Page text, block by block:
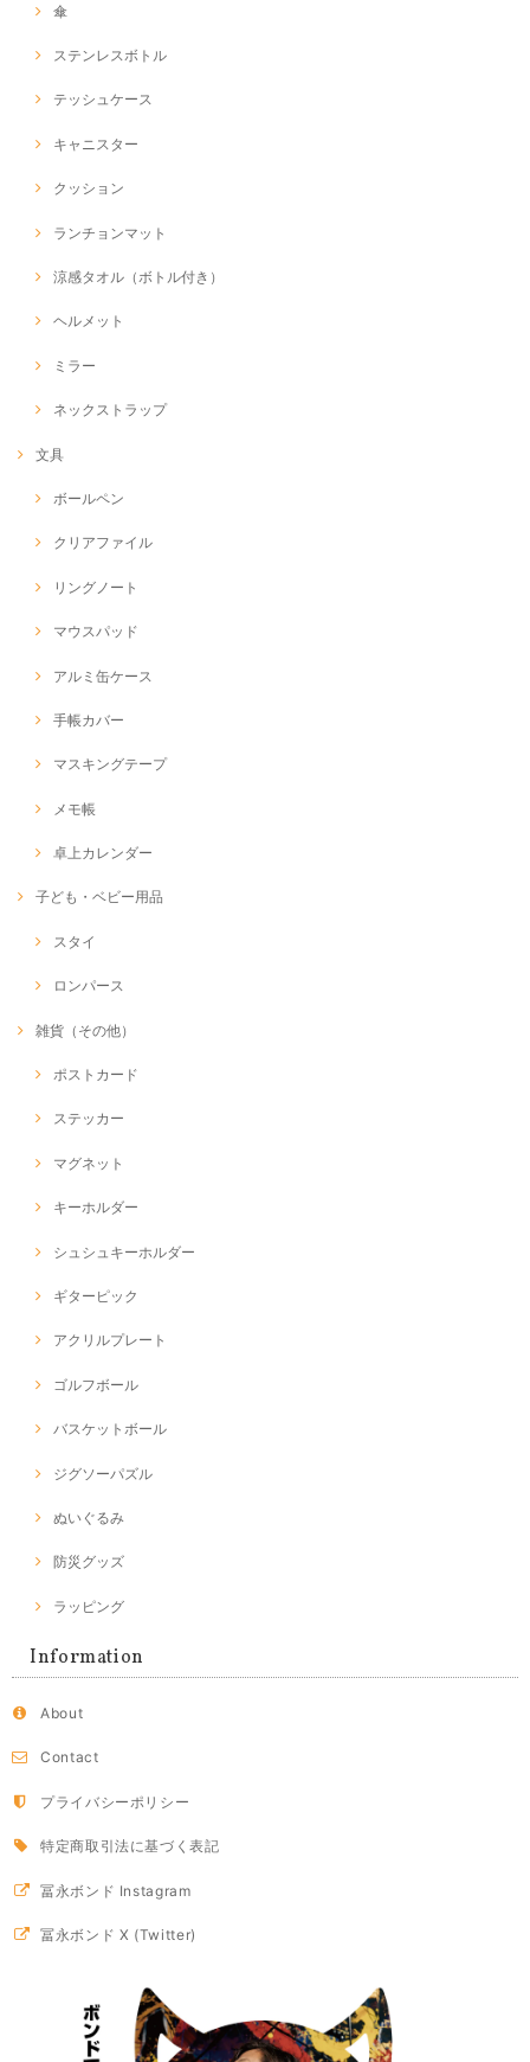
傘
ステンレスボトル
テッシュケース
キャニスター
クッション
ランチョンマット
涼感タオル（ボトル付き）
ヘルメット
ミラー
ネックストラップ
文具
ボールペン
クリアファイル
リングノート
マウスパッド
アルミ缶ケース
手帳カバー
マスキングテープ
メモ帳
卓上カレンダー
子ども・ベビー用品
スタイ
ロンパース
雑貨（その他）
ポストカード
ステッカー
マグネット
キーホルダー
シュシュキーホルダー
ギターピック
アクリルプレート
ゴルフボール
バスケットボール
ジグソーパズル
ぬいぐるみ
防災グッズ
ラッピング
Information
About
Contact
プライバシーポリシー
特定商取引法に基づく表記
冨永ボンド Instagram
冨永ボンド X (Twitter)